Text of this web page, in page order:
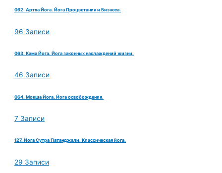
062. Артха Йога. Йога Процветания и Бизнеса.
96 Записи
063. Кама Йога. Йога законных наслаждений жизни.
46 Записи
064. Мокша Йога. Йога освобождения.
7 Записи
127. Йога Сутра Патанджали. Классическая йога.
29 Записи